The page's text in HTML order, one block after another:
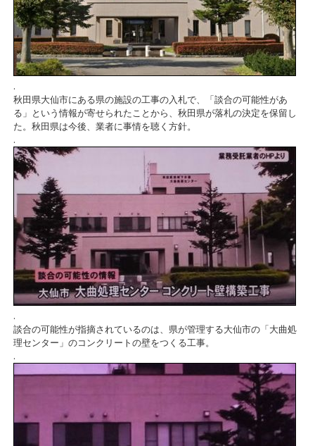
.
秋田県大仙市にある県の施設の工事の入札で、「談合の可能性があ
る」という情報が寄せられたことから、秋田県が落札の決定を保留し
た。秋田県は今後、業者に事情を聴く方針。
.
.
談合の可能性が指摘されているのは、県が管理する大仙市の「大曲処
理センター」のコンクリートの壁をつくる工事。
.